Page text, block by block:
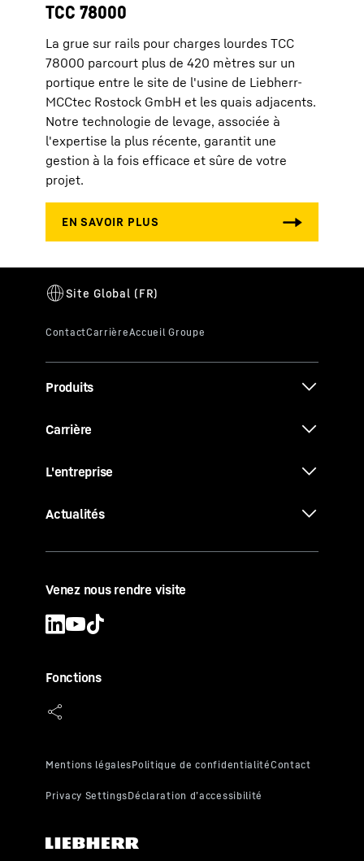
TCC 78000
La grue sur rails pour charges lourdes TCC
78000 parcourt plus de 420 mètres sur un
portique entre le site de l'usine de Liebherr-
MCCtec Rostock GmbH et les quais adjacents.
Notre technologie de levage, associée à
l'expertise la plus récente, garantit une
gestion à la fois efficace et sûre de votre
projet.
Produits
Carrière
L'entreprise
Actualités
Venez nous rendre visite
Fonctions